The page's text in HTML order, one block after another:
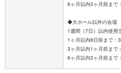
6ヶ月以内3ヶ月前まで
◆大ホール以外の会場
1週間（7日）以内使用
1ヶ月以内8日前まで：
3ヶ月以内1ヶ月前まで